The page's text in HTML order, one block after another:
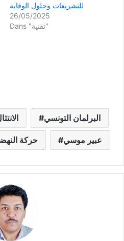
للتشريعات وحلول الوقاية
26/05/2025
Dans "تقنية"
البرلمان التونسي
حركة عبير موسي